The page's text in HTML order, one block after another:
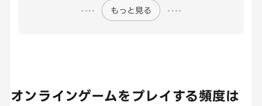
もっと見る
オンラインゲームをプレイする頻度は